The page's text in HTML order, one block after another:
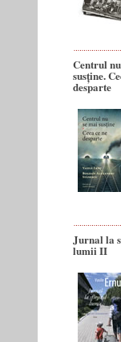
Centrul
susține.
desparte
Jurnal la
lumii II